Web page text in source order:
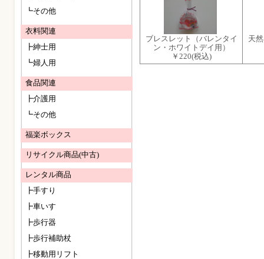
ブレスレット（バレンタイ
ン・ホワイトデイ用）
￥220(税込)
天
┗その他
衣料関連
┣紳士用
┗婦人用
食品関連
┣介護用
┗その他
福楽ボックス
リサイクル商品(中古)
レンタル商品
┣手すり
┣車いす
┣歩行器
┣歩行補助杖
┣移動用リフト